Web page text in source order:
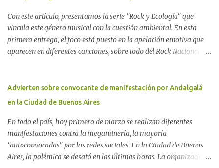
Movimiento Antinuclear de Chubut (MACH) liderada por Javier
Rodríguez Pardo, como una lección de rebelión democrática
territorial frente a las imposiciones de la tecnocracia nuclear
globalizada. Dossier N° 3 "La crisis nuclear en el mundo. A 10 años
Dukal.
Con este artículo, presentamos la serie "Rock y Ecología" que
vincula este género musical con la cuestión ambiental. En esta
primera entrega, el foco está puesto en la apelación emotiva que
aparecen en diferentes canciones, sobre todo del Rock Nacional.
Carolina Aponte La Madre Tierra se escucha en las canciones del
Rock Nacional.
Advierten sobre convocante de manifestación por Andalgalá
en la Ciudad de Buenos Aires
En todo el país, hoy primero de marzo se realizan diferentes
manifestaciones contra la megaminería, la mayoría
"autoconvocadas" por las redes sociales. En la Ciudad de Buenos
Aires, la polémica se desató en las últimas horas. La organización